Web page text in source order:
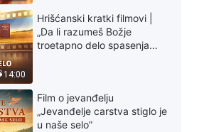
14:00
Hrišćanski kratki filmovi |
„Da li razumeš Božje
troetapno delo spasenja
Film o jevanđelju
„Jevanđelje carstva stiglo je
u naše selo”